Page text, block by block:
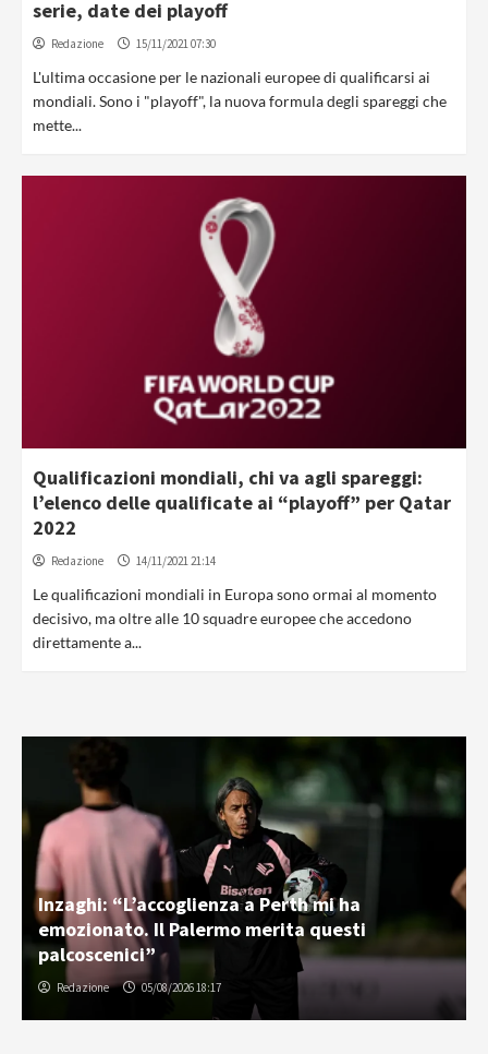
serie, date dei playoff
Redazione 15/11/2021 07:30
L'ultima occasione per le nazionali europee di qualificarsi ai
mondiali. Sono i "playoff", la nuova formula degli spareggi che
mette...
Qualificazioni mondiali, chi va agli spareggi:
l’elenco delle qualificate ai “playoff” per Qatar
2022
Redazione 14/11/2021 21:14
Le qualificazioni mondiali in Europa sono ormai al momento
decisivo, ma oltre alle 10 squadre europee che accedono
direttamente a...
Inzaghi: “L’accoglienza a Perth mi ha
emozionato. Il Palermo merita questi
palcoscenici”
Redazione 05/08/2026 18:17